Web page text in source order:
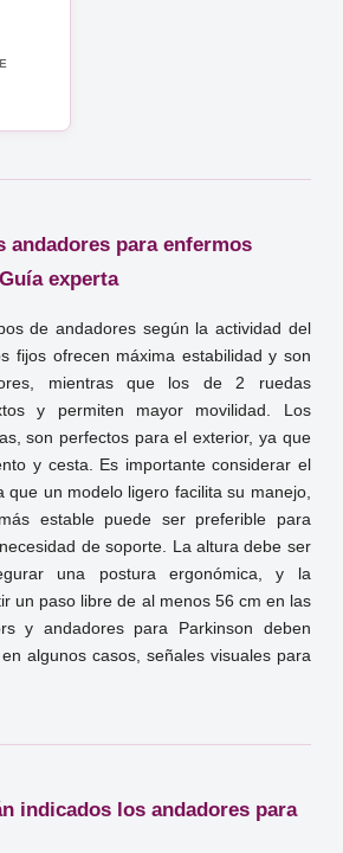
andadores para enfermos
experta
de andadores según la actividad del
fijos ofrecen máxima estabilidad y son
mientras que los de 2 ruedas
y permiten mayor movilidad. Los
son perfectos para el exterior, ya que
y cesta. Es importante considerar el
que un modelo ligero facilita su manejo,
estable puede ser preferible para
de soporte. La altura debe ser
una postura ergonómica, y la
un paso libre de al menos 56 cm en las
y andadores para Parkinson deben
algunos casos, señales visuales para
indicados los andadores para